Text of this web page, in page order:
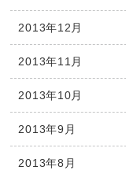
2013年12月
2013年11月
2013年10月
2013年9月
2013年8月